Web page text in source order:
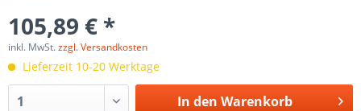
105,89 € *
inkl. MwSt.zzgl. Versandkosten
Lieferzeit 10-20 Werktage
In den Warenkorb